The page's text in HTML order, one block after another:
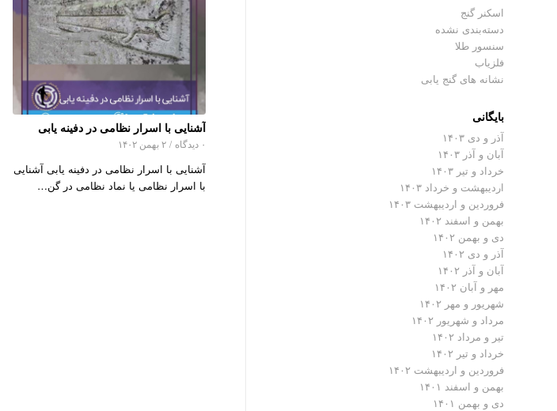
آشنایی با اسرار نظامی در دفینه یابی
۰ دیدگاه / ۲ بهمن ۱۴۰۲
آشنایی با اسرار نظامی در دفینه یابی آشنایی
با اسرار نظامی یا نماد نظامی در گن…
اسکنر گنج
دسته‌بندی نشده
سنسور طلا
فلزیاب
نشانه های گنج یابی
بایگانی
آذر و دی ۱۴۰۳
آبان و آذر ۱۴۰۳
خرداد و تیر ۱۴۰۳
اردیبهشت و خرداد ۱۴۰۳
فروردین و اردیبهشت ۱۴۰۳
بهمن و اسفند ۱۴۰۲
دی و بهمن ۱۴۰۲
آذر و دی ۱۴۰۲
آبان و آذر ۱۴۰۲
مهر و آبان ۱۴۰۲
شهریور و مهر ۱۴۰۲
مرداد و شهریور ۱۴۰۲
تیر و مرداد ۱۴۰۲
خرداد و تیر ۱۴۰۲
فروردین و اردیبهشت ۱۴۰۲
بهمن و اسفند ۱۴۰۱
دی و بهمن ۱۴۰۱